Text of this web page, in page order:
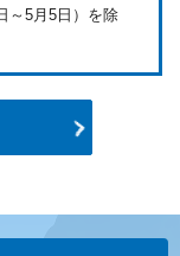
～5月5日）を除